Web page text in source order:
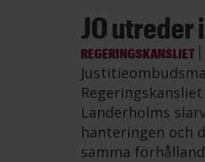
JO utreder
REGERINGSKANSLIET
Landerholms
hanteringen och
samma